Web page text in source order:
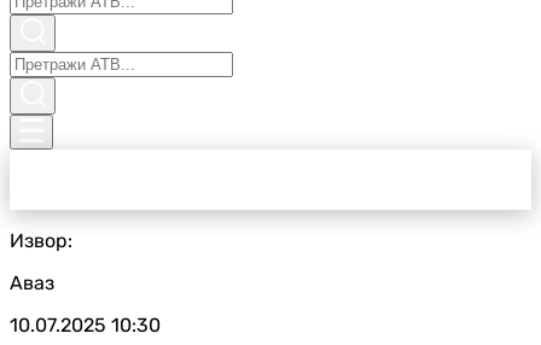
Извор:
Аваз
10.07.2025 10:30